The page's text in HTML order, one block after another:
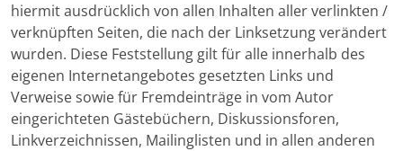
hiermit ausdrücklich von allen Inhalten aller verlinkten /
verknüpften Seiten, die nach der Linksetzung verändert
wurden. Diese Feststellung gilt für alle innerhalb des
eigenen Internetangebotes gesetzten Links und
Verweise sowie für Fremdeinträge in vom Autor
eingerichteten Gästebüchern, Diskussionsforen,
Linkverzeichnissen, Mailinglisten und in allen anderen